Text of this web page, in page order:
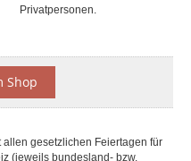
Privatpersonen.
Shop
gesetzlichen Feiertagen für
(jeweils bundesland- bzw.